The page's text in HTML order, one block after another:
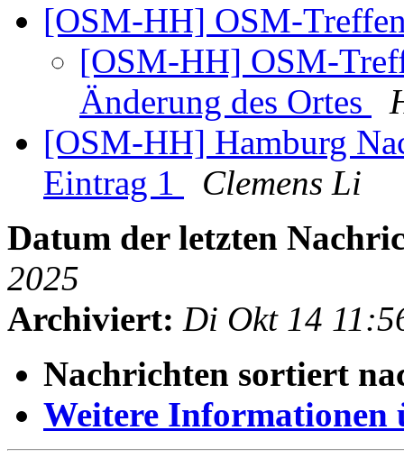
[OSM-HH] OSM-
[OSM-HH] OSM-
Änderung des Ortes
[OSM-HH] Hamburg
Eintrag 1
Clemens Li
Datum der letzten
2025
Archiviert: Di Okt 14
Nachrichten sortiert
Weitere Informationen